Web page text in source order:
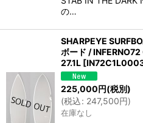
の…
SHARPEYE
ボード /
27.1L [
225,000円(税別)
(税込: 247,500円)
在庫なし